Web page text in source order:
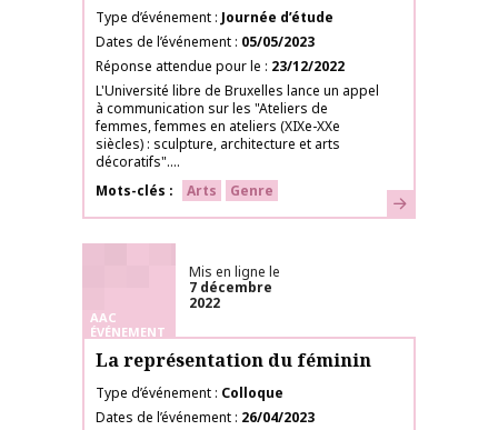
Type d’événement Journée d’étude
Dates de l’événement 05/05/2023
Réponse attendue pour le
23/12/2022
L'Université libre de Bruxelles lance un appel
à communication sur les "Ateliers de
femmes, femmes en ateliers (XIXe-XXe
siècles) : sculpture, architecture et arts
décoratifs"....
Mots-clés
Arts Genre En savoir plus
AAC
ÉVÉNEMENT
Mis en ligne le
7 décembre
2022
La représentation du féminin
Type d’événement Colloque
Dates de l’événement 26/04/2023